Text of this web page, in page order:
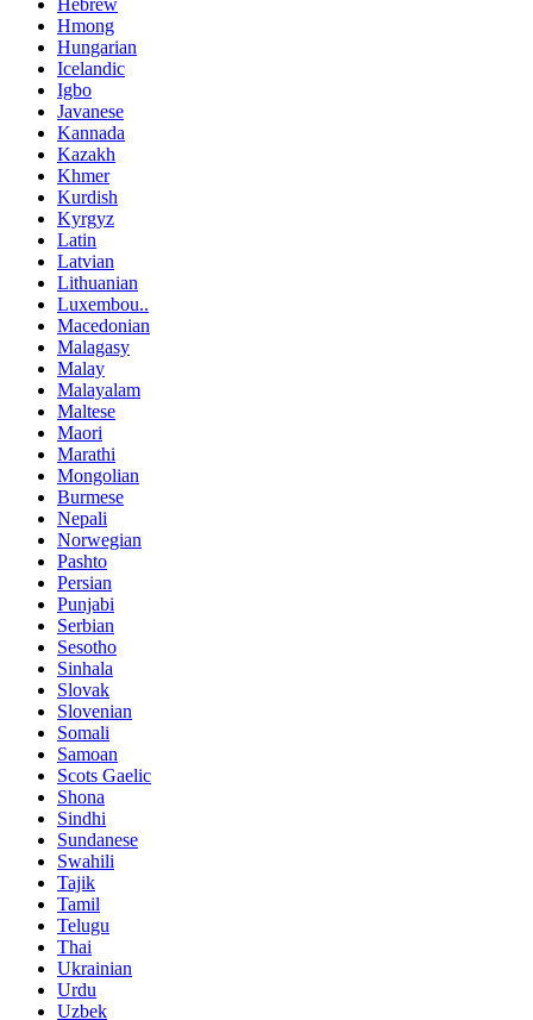
Hebrew
Hmong
Hungarian
Icelandic
Igbo
Javanese
Kannada
Kazakh
Khmer
Kurdish
Kyrgyz
Latin
Latvian
Lithuanian
Luxembou..
Macedonian
Malagasy
Malay
Malayalam
Maltese
Maori
Marathi
Mongolian
Burmese
Nepali
Norwegian
Pashto
Persian
Punjabi
Serbian
Sesotho
Sinhala
Slovak
Slovenian
Somali
Samoan
Scots Gaelic
Shona
Sindhi
Sundanese
Swahili
Tajik
Tamil
Telugu
Thai
Ukrainian
Urdu
Uzbek